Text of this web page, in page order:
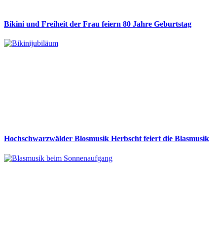
Bikini und Freiheit der Frau feiern 80 Jahre Geburtstag
Hochschwarzwälder Blosmusik Herbscht feiert die Blasmusik